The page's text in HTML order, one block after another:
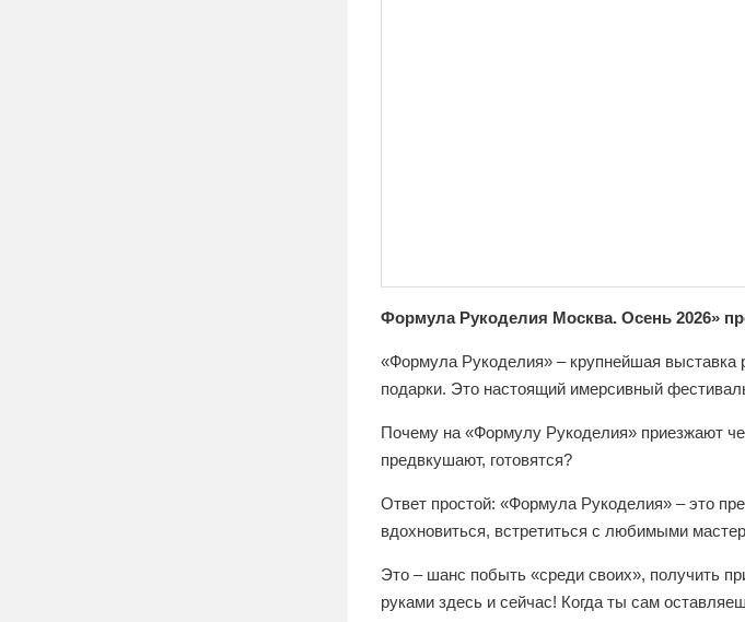
Формула Рукоделия Москва. Осень 2026»
«Формула Рукоделия» – крупнейшая выставка
подарки. Это настоящий имерсивный
Почему на «Формулу Рукоделия» приезжают
предвкушают, готовятся?
Ответ простой: «Формула Рукоделия» – это
вдохновиться, встретиться с любимыми
Это – шанс побыть «среди своих», получить
руками здесь и сейчас! Когда ты сам